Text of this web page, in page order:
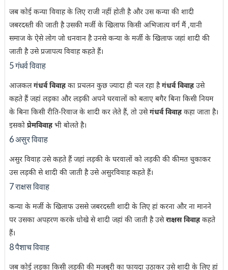
जब कोई कन्या विवाह के लिए राजी नहीं होती है और उस कन्या की शादी
जबरदस्ती की जाती है उसकी मर्जी के खिलाफ किसी अभिजात्य वर्ग मैं ,यानी
समाज के ऐसे लोग जो धनवान है उनसे कन्या के मर्जी के खिलाफ जहां शादी की
जाती है उसे प्रजापत्य विवाह कहते हैं।
5 गंधर्व विवाह
आजकलगंधर्व विवाहका प्रचलन कुछ ज्यादा ही चल रहा हैगंधर्व विवाहउसे
कहते हैं जहां लड़का और लड़की अपने घरवालों को बताए बगैर बिना किसी नियम
के बिना किसी रीति-रिवाज के शादी कर लेते हैं, तो उसेगंधर्व विवाहकहा जाता है।
इसको प्रेमविवाहभी बोलते है।
6 असुर विवाह
असुर विवाह उसे कहते हैं जहां लड़की के घरवालों को लड़की की कीमत चुकाकर
उस लड़की से शादी की जाती है उसे असुरविवाह कहते हैं।
7 राक्षस विवाह
कन्या के मर्जी के खिलाफ उससे जबरदस्ती शादी के लिए हां करना और ना मानने
पर उसका अपहरण करके धोखे से शादी जहां की जाती है उसेराक्षस विवाहकहते
हैं।
8 पैशाच विवाह
जब कोई लड़का किसी लड़की की मजबूरी का फायदा उठाकर उसे शादी के लिए हां